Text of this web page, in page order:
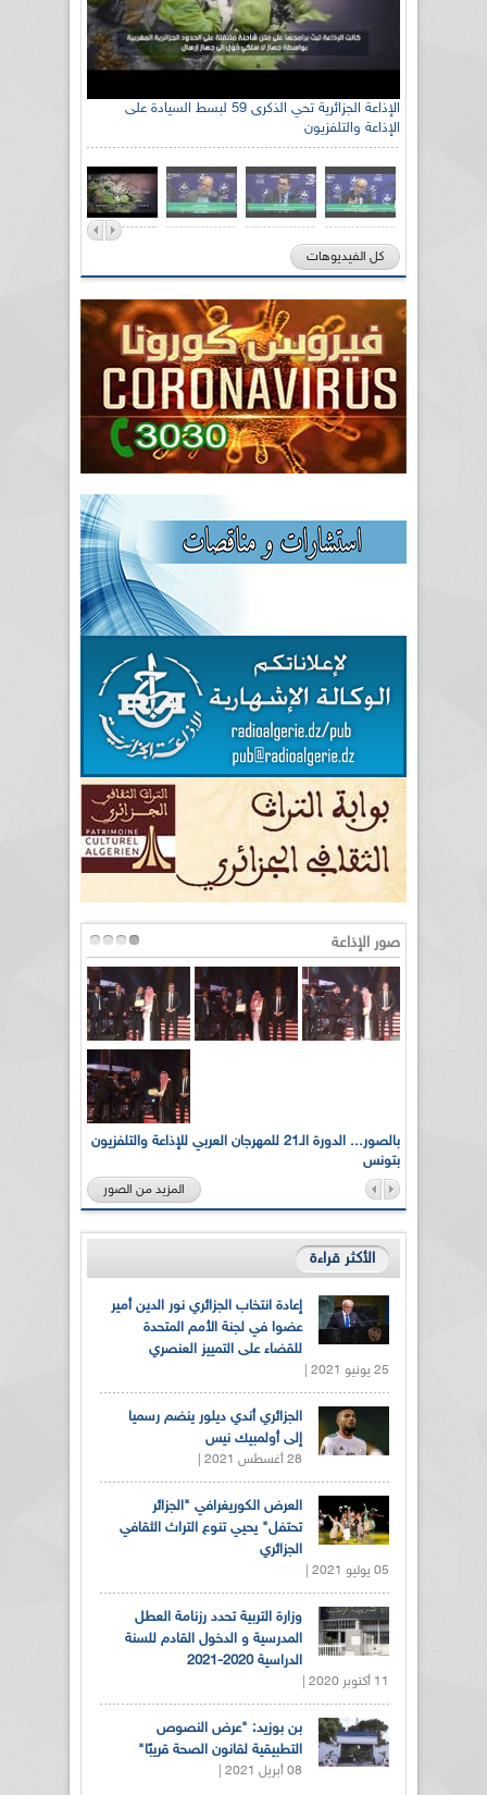
الإذاعة الجزائرية تحي الذكرى 59 لبسط السيادة على
الإذاعة والتلفزيون
كل الفيديوهات
صور الإذاعة
بالصور... الدورة الـ21 للمهرجان العربي للإذاعة والتلفزيون
بتونس
المزيد من الصور
الأكثر قراءة
إعادة انتخاب الجزائري نور الدين أمير
عضوا في لجنة الأمم المتحدة
للقضاء على التمييز العنصري
25 يونيو 2021 |
الجزائري أندي ديلور ينضم رسميا
إلى أولمبيك نيس
28 أغسطس 2021 |
العرض الكوريغرافي "الجزائر
تحتفل" يحيي تنوع التراث الثقافي
الجزائري
05 يوليو 2021 |
وزارة التربية تحدد رزنامة العطل
المدرسية و الدخول القادم للسنة
الدراسية 2020-2021
11 أكتوبر 2020 |
بن بوزيد: "عرض النصوص
التطبيقية لقانون الصحة قريبًا"
08 أبريل 2021 |